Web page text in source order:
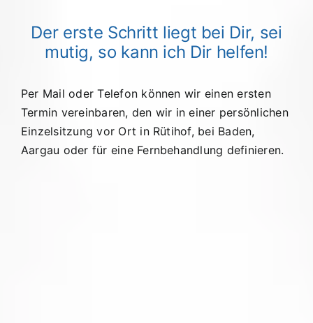
Der erste Schritt liegt bei Dir, sei
mutig, so kann ich Dir helfen!
Per Mail oder Telefon können wir einen ersten
Termin vereinbaren, den wir in einer persönlichen
Einzelsitzung vor Ort in Rütihof, bei Baden,
Aargau oder für eine Fernbehandlung definieren.